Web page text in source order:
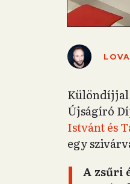
Különdíjjal
Újságíró
Istvánt és
egy
A zsűri